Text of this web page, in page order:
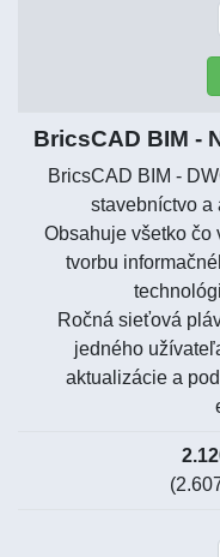
BricsCAD BIM -
BricsCAD BIM -
stavebníctvo a
Obsahuje všetko čo
tvorbu
Ročná sieťová
jedného
aktualizácie a